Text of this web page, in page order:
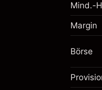
Mind.-
Margin
Börse